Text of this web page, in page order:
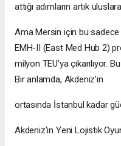
attığı adımların artık
Ama Mersin için bu sadece
EMH-II (East Med Hub 2)
milyon TEU’ya çıkarılıyor.
Bir anlamda, Akdeniz’in
ortasında İstanbul kadar
Akdeniz’in Yeni Lojistik